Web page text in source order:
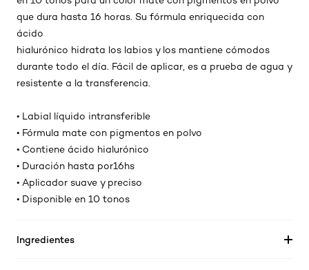
que dura hasta 16 horas. Su fórmula enriquecida con
ácido
hialurónico hidrata los labios y los mantiene cómodos
durante todo el día. Fácil de aplicar, es a prueba de agua y
resistente a la transferencia.
• Labial líquido intransferible
• Fórmula mate con pigmentos en polvo
• Contiene ácido hialurónico
• Duración hasta por16hs
• Aplicador suave y preciso
• Disponible en 10 tonos
Ingredientes